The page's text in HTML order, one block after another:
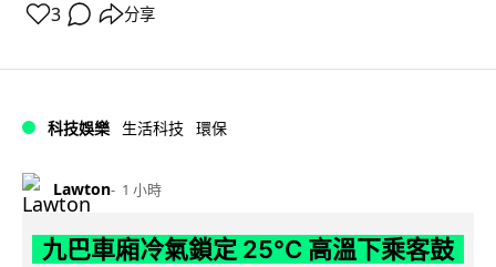
3 分享
科技娛樂 生活科技 環保
Lawton 1 小時
九巴車廂冷氣鎖定 25°C 高溫下乘客鼓